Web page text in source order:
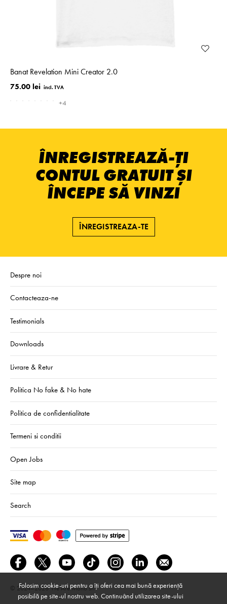
Banat Revelation Mini Creator 2.0
75.00 lei
+4
ÎNREGISTREAZĂ-ȚI
CONTUL GRATUIT ȘI
ÎNCEPE SĂ VINZI
ÎNREGISTREAZA-TE
Despre noi
Contacteaza-ne
Testimonials
Downloads
Livrare & Retur
Politica No fake & No hate
Politica de confidentialitate
Termeni si conditii
Open Jobs
Site map
Search
© 2024–2026 We Are Mono srl
Folosim cookie-uri pentru a îți oferi cea mai bună experiență
posibilă pe site-ul nostru web. Continuând utilizarea site-ului